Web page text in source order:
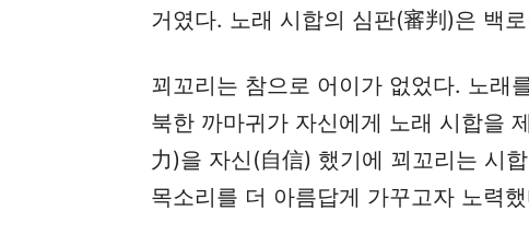
거였다. 노래 시합의 심판(審判)은 백
꾀꼬리는 참으로 어이가 없었다. 노래
북한 까마귀가 자신에게 노래 시합을
力)을 자신(自信) 했기에 꾀꼬리는 시
목소리를 더 아름답게 가꾸고자 노력